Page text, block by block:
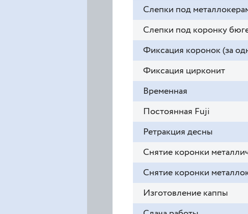
Слепки под
Слепки под коронку
Фиксация коронок (за
Фиксация цирконит
Временная
Постоянная Fuji
Ретракция десны
Снятие коронки
Снятие коронки
Изготовление каппы